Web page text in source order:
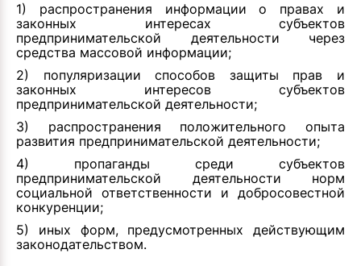
1) распространения информации о правах и
законных интересах субъектов
предпринимательской деятельности через
средства массовой информации;
2) популяризации способов защиты прав и
законных интересов субъектов
предпринимательской деятельности;
3) распространения положительного опыта
развития предпринимательской деятельности;
4) пропаганды среди субъектов
предпринимательской деятельности норм
социальной ответственности и добросовестной
конкуренции;
5) иных форм, предусмотренных действующим
законодательством.